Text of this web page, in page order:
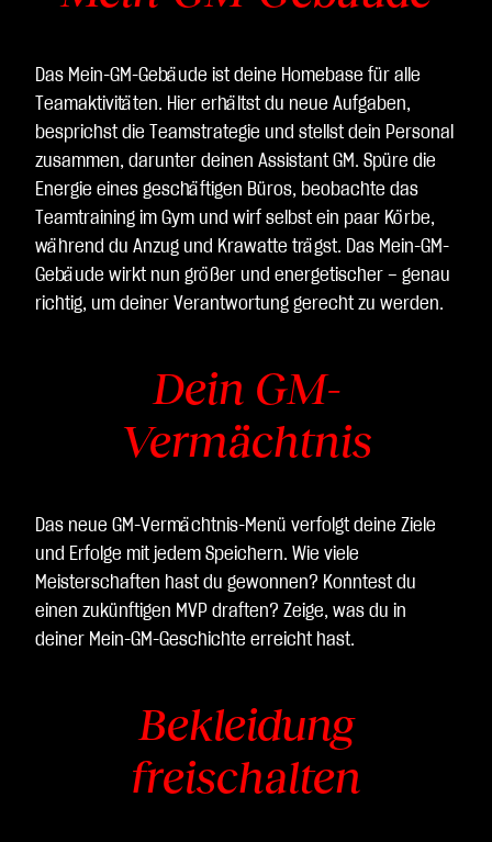
Das Mein-GM-Gebäude ist deine Homebase für alle
Teamaktivitäten. Hier erhältst du neue Aufgaben,
besprichst die Teamstrategie und stellst dein Personal
zusammen, darunter deinen Assistant GM. Spüre die
Energie eines geschäftigen Büros, beobachte das
Teamtraining im Gym und wirf selbst ein paar Körbe,
während du Anzug und Krawatte trägst. Das Mein-GM-
Gebäude wirkt nun größer und energetischer – genau
richtig, um deiner Verantwortung gerecht zu werden.
Dein GM-
Vermächtnis
Das neue GM-Vermächtnis-Menü verfolgt deine Ziele
und Erfolge mit jedem Speichern. Wie viele
Meisterschaften hast du gewonnen? Konntest du
einen zukünftigen MVP draften? Zeige, was du in
deiner Mein-GM-Geschichte erreicht hast.
Bekleidung
freischalten